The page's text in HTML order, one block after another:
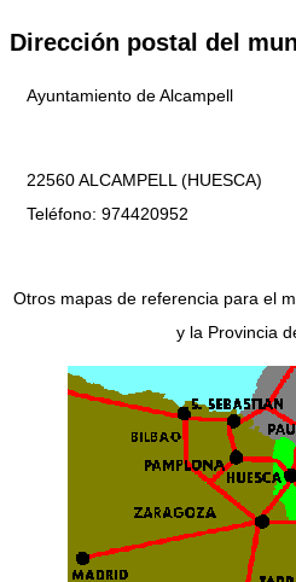
Dirección postal del
Ayuntamiento de Alcampell
22560 ALCAMPELL (HUESCA)
Teléfono: 974420952
Otros mapas de referencia para el
y la Provincia